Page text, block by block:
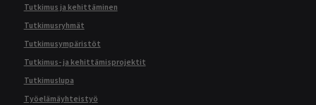
Tutkimus ja kehittäminen
Tutkimusryhmät
Tutkimusympäristöt
Tutkimus- ja kehittämisprojektit
Tutkimuslupa
Työelämäyhteistyö